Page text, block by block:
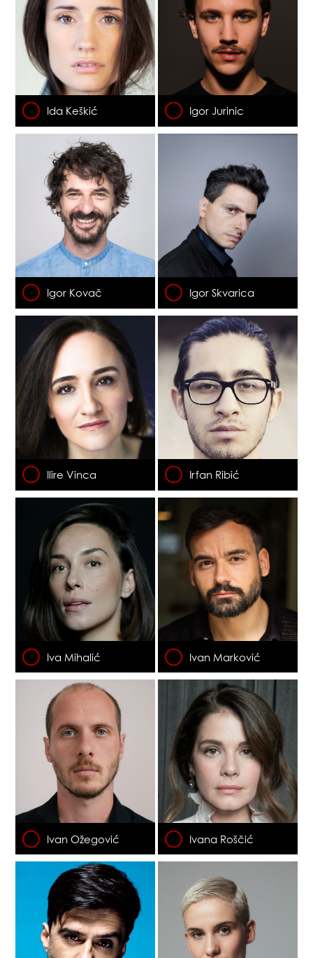
Ida Keškić Igor Jurinic
Igor Kovač Igor Skvarica
Ilire Vinca Irfan Ribić
Iva Mihalić Ivan Marković
Ivan Ožegović Ivana Roščić